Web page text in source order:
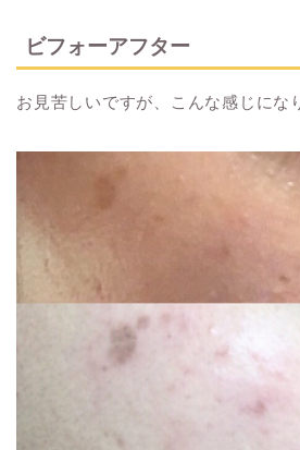
ビフォーアフター
お見苦しいですが、こんな感じにな